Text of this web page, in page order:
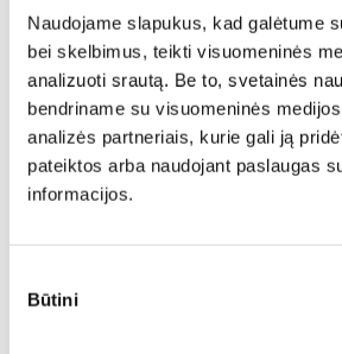
Naudojame slapukus, kad galėtume
bei skelbimus, teikti visuomeninės
analizuoti srautą. Be to, svetainės
bendriname su visuomeninės
analizės partneriais, kurie gali ją
pateiktos arba naudojant paslaugas
informacijos.
pasirinkimas
Būtini